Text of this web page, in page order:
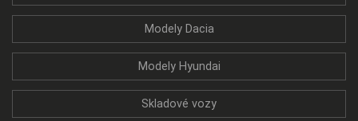
Modely Dacia
Modely Hyundai
Skladové vozy